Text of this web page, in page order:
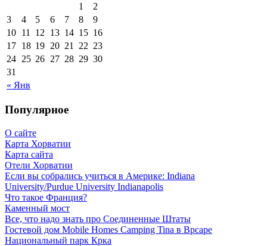
« Янв
1
2
3
4 5 6 7 8
9
10 11 12 13 14 15 16
17 18 19 20 21 22 23
24 25 26 27 28 29 30
31
Популярное
О сайте
Карта Хорватии
Карта сайта
Отели Хорватии
Если вы собрались учиться в Америке: Indiana
University/Purdue University Indianapolis
Что такое Франция?
Каменный мост
Все, что надо знать про Соединенные Штаты
Гостевой дом Mobile Homes Camping Tina в Врсаре
Национальный парк Крка